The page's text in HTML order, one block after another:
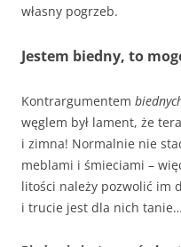
własny pogrzeb.
Jestem biedny, to
Kontrargumentem
węglem był lament, że
i zimna! Normalnie nie
meblami i śmieciami –
litości należy pozwolić im
i trucie jest dla nich tanie…